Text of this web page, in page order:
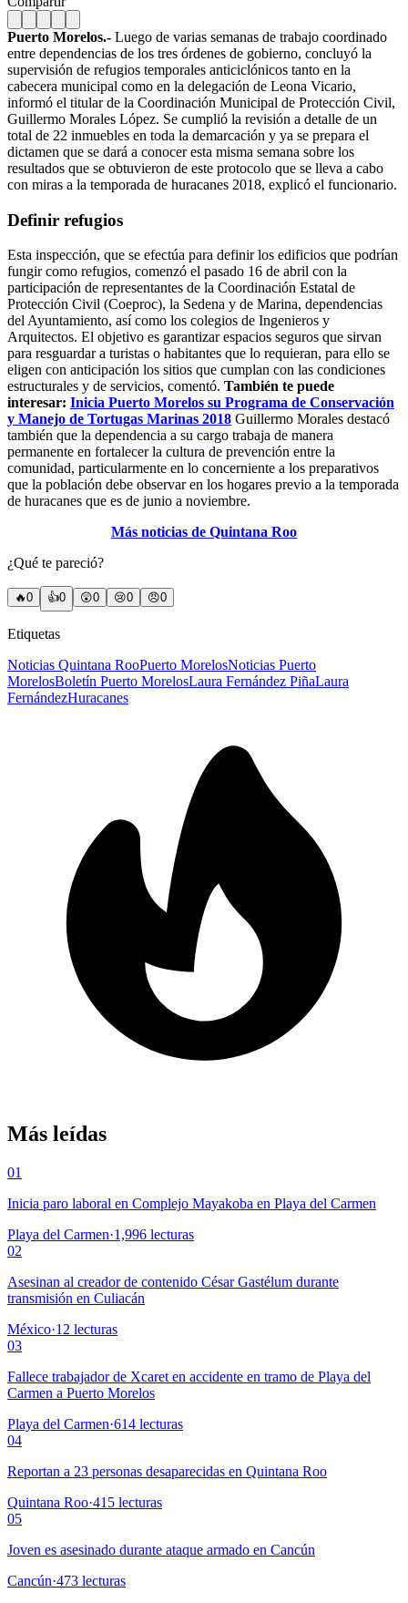
Puerto Morelos.- Luego de varias semanas de trabajo coordinado
entre dependencias de los tres órdenes de gobierno, concluyó la
supervisión de refugios temporales anticiclónicos tanto en la
cabecera municipal como en la delegación de Leona Vicario,
informó el titular de la Coordinación Municipal de Protección Civil,
Guillermo Morales López. Se cumplió la revisión a detalle de un
total de 22 inmuebles en toda la demarcación y ya se prepara el
dictamen que se dará a conocer esta misma semana sobre los
resultados que se obtuvieron de este protocolo que se lleva a cabo
con miras a la temporada de huracanes 2018, explicó el funcionario.
Definir refugios
Esta inspección, que se efectúa para definir los edificios que podrían
fungir como refugios, comenzó el pasado 16 de abril con la
participación de representantes de la Coordinación Estatal de
Protección Civil (Coeproc), la Sedena y de Marina, dependencias
del Ayuntamiento, así como los colegios de Ingenieros y
Arquitectos. El objetivo es garantizar espacios seguros que sirvan
para resguardar a turistas o habitantes que lo requieran, para ello se
eligen con anticipación los sitios que cumplan con las condiciones
estructurales y de servicios, comentó. También te puede
interesar: Inicia Puerto Morelos su Programa de Conservación
y Manejo de Tortugas Marinas 2018 Guillermo Morales destacó
también que la dependencia a su cargo trabaja de manera
permanente en fortalecer la cultura de prevención entre la
comunidad, particularmente en lo concerniente a los preparativos
que la población debe observar en los hogares previo a la temporada
de huracanes que es de junio a noviembre.
Más noticias de Quintana Roo
¿Qué te pareció?
🔥0 👍0 😲0 😢0 😠0
Etiquetas
Noticias Quintana RooPuerto MorelosNoticias Puerto
MorelosBoletín Puerto MorelosLaura Fernández PiñaLaura
FernándezHuracanes
Más leídas
01
Inicia paro laboral en Complejo Mayakoba en Playa del Carmen
Playa del Carmen·1,996 lecturas
02
Asesinan al creador de contenido César Gastélum durante
transmisión en Culiacán
México·12 lecturas
03
Fallece trabajador de Xcaret en accidente en tramo de Playa del
Carmen a Puerto Morelos
Playa del Carmen·614 lecturas
04
Reportan a 23 personas desaparecidas en Quintana Roo
Quintana Roo·415 lecturas
05
Joven es asesinado durante ataque armado en Cancún
Cancún·473 lecturas